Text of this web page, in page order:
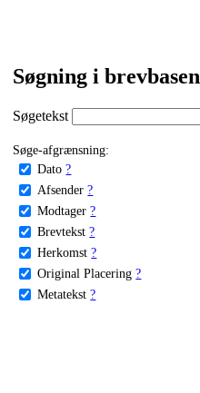
Søgning i brevbasen
Søgetekst
Søge-afgrænsning:
Dato ?
Afsender ?
Modtager ?
Brevtekst ?
Herkomst ?
Original Placering ?
Metatekst ?